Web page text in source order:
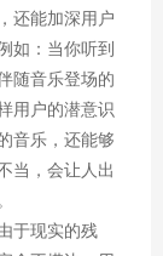
还能加深用户
如：当你听到
随音乐登场的
用户的潜意识
音乐，还能够
当，会让人出
于现实的残